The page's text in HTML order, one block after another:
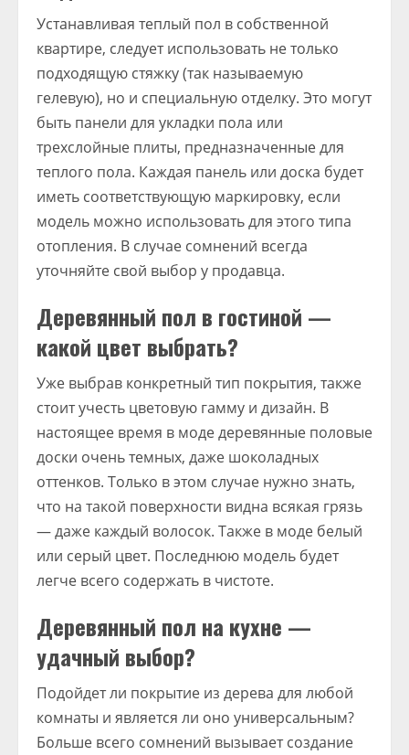
Устанавливая теплый пол в собственной
квартире, следует использовать не только
подходящую стяжку (так называемую
гелевую), но и специальную отделку. Это могут
быть панели для укладки пола или
трехслойные плиты, предназначенные для
теплого пола. Каждая панель или доска будет
иметь соответствующую маркировку, если
модель можно использовать для этого типа
отопления. В случае сомнений всегда
уточняйте свой выбор у продавца.
Деревянный пол в гостиной —
какой цвет выбрать?
Уже выбрав конкретный тип покрытия, также
стоит учесть цветовую гамму и дизайн. В
настоящее время в моде деревянные половые
доски очень темных, даже шоколадных
оттенков. Только в этом случае нужно знать,
что на такой поверхности видна всякая грязь
— даже каждый волосок. Также в моде белый
или серый цвет. Последнюю модель будет
легче всего содержать в чистоте.
Деревянный пол на кухне —
удачный выбор?
Подойдет ли покрытие из дерева для любой
комнаты и является ли оно универсальным?
Больше всего сомнений вызывает создание